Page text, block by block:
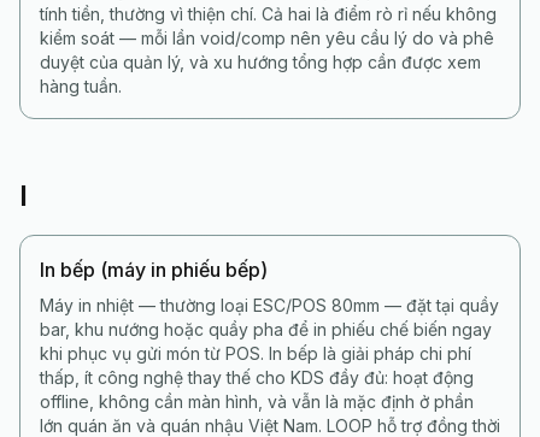
tính tiền, thường vì thiện chí. Cả hai là điểm rò rỉ nếu không
kiểm soát — mỗi lần void/comp nên yêu cầu lý do và phê
duyệt của quản lý, và xu hướng tổng hợp cần được xem
hàng tuần.
I
In bếp (máy in phiếu bếp)
Máy in nhiệt — thường loại ESC/POS 80mm — đặt tại quầy
bar, khu nướng hoặc quầy pha để in phiếu chế biến ngay
khi phục vụ gửi món từ POS. In bếp là giải pháp chi phí
thấp, ít công nghệ thay thế cho KDS đầy đủ: hoạt động
offline, không cần màn hình, và vẫn là mặc định ở phần
lớn quán ăn và quán nhậu Việt Nam. LOOP hỗ trợ đồng thời